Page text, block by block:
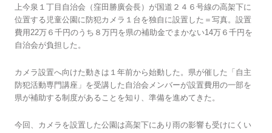
上今泉１丁目自治会（窪田勝廣会長）が国道２４６号線の高架下に
位置する児童公園に防犯カメラ１台を独自に設置した＝写真。設置
費用22万６千円のうち８万円を県の補助金でまかない14万６千円を
自治会が負担した。
カメラ設置へ向けた動きは１年前から始動した。県が催した「自主
防犯活動専門講座」を受講した自治会メンバーが設置費用の一部を
県が補助する制度があることを知り、準備を進めてきた。
今回、カメラを設置した公園は高架下にあり雨の影響も受けにくい